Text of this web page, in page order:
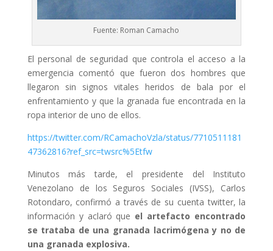
Fuente: Roman Camacho
El personal de seguridad que controla el acceso a la
emergencia comentó que fueron dos hombres que
llegaron sin signos vitales heridos de bala por el
enfrentamiento y que la granada fue encontrada en la
ropa interior de uno de ellos.
https://twitter.com/RCamachoVzla/status/7710511181
47362816?ref_src=twsrc%5Etfw
Minutos más tarde, el presidente del Instituto
Venezolano de los Seguros Sociales (IVSS), Carlos
Rotondaro, confirmó a través de su cuenta twitter, la
información y aclaró que el artefacto encontrado
se trataba de una granada lacrimógena y no de
una granada explosiva.